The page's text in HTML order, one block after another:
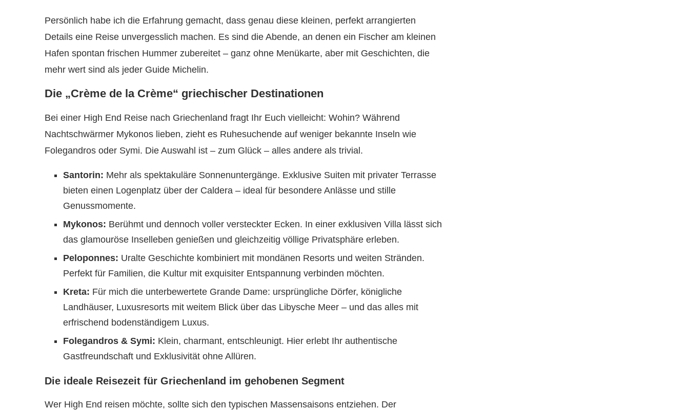
Persönlich habe ich die Erfahrung gemacht, dass genau diese kleinen, perfekt arrangierten
Details eine Reise unvergesslich machen. Es sind die Abende, an denen ein Fischer am kleinen
Hafen spontan frischen Hummer zubereitet – ganz ohne Menükarte, aber mit Geschichten, die
mehr wert sind als jeder Guide Michelin.
Die „Crème de la Crème“ griechischer Destinationen
Bei einer High End Reise nach Griechenland fragt Ihr Euch vielleicht: Wohin? Während
Nachtschwärmer Mykonos lieben, zieht es Ruhesuchende auf weniger bekannte Inseln wie
Folegandros oder Symi. Die Auswahl ist – zum Glück – alles andere als trivial.
Santorin: Mehr als spektakuläre Sonnenuntergänge. Exklusive Suiten mit privater Terrasse
bieten einen Logenplatz über der Caldera – ideal für besondere Anlässe und stille
Genussmomente.
Mykonos: Berühmt und dennoch voller versteckter Ecken. In einer exklusiven Villa lässt sich
das glamouröse Inselleben genießen und gleichzeitig völlige Privatsphäre erleben.
Peloponnes: Uralte Geschichte kombiniert mit mondänen Resorts und weiten Stränden.
Perfekt für Familien, die Kultur mit exquisiter Entspannung verbinden möchten.
Kreta: Für mich die unterbewertete Grande Dame: ursprüngliche Dörfer, königliche
Landhäuser, Luxusresorts mit weitem Blick über das Libysche Meer – und das alles mit
erfrischend bodenständigem Luxus.
Folegandros & Symi: Klein, charmant, entschleunigt. Hier erlebt Ihr authentische
Gastfreundschaft und Exklusivität ohne Allüren.
Die ideale Reisezeit für Griechenland im gehobenen Segment
Wer High End reisen möchte, sollte sich den typischen Massensaisons entziehen. Der